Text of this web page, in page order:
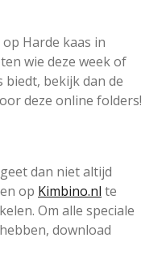
Harde kaas in
wie deze week of
biedt, bekijk dan de
deze online folders!
dan niet altijd
op Kimbino.nl te
Om alle speciale
download